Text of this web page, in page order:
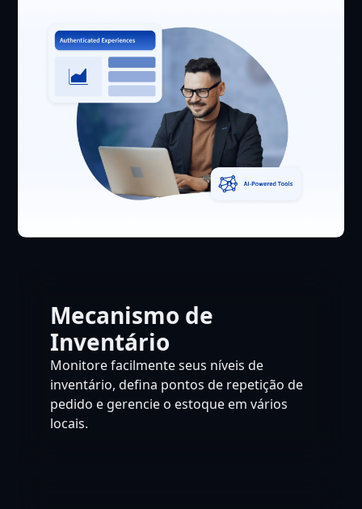
Mecanismo de
Inventário
Monitore facilmente seus níveis de
inventário, defina pontos de repetição de
pedido e gerencie o estoque em vários
locais.